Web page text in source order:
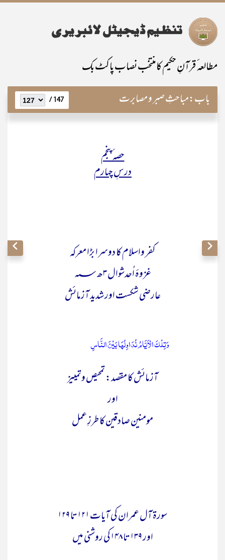
مطالعہ ٔ قرآنِ حکیم کامنتخب نصاب پاکٹ بک
باب:مباحثِ صبر و مصابرت 147 /
حصہ ٔ پنجم
درسِ چہارم
کفر واسلام کا دوسرا بڑا معرکہ
غزوۂ اُحدشوال ۳ھ؁
عارضی شکست اور شدید آزمائش
وَتِلْکَ الْاَیَّامُ نُدَاوِلُہَا بَیْنَ النَّاسِ
آزمائش کا مقصد: تمحیص وتمییز
اور
مومنین صادقین کا طرزِ عمل
سورۃ آل عمران کی آیات ۱۲۱ تا ۱۲۹
اور ۱۳۹ تا ۱۴۸کی روشنی میں